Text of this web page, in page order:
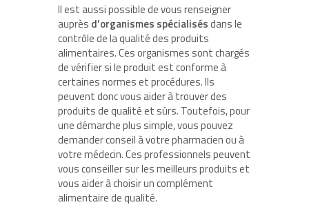
Il est aussi possible de vous renseigner
auprès d’organismes spécialisésdans le
contrôle de la qualité des produits
alimentaires. Ces organismes sont chargés
de vérifier si le produit est conforme à
certaines normes et procédures. Ils
peuvent donc vous aider à trouver des
produits de qualité et sûrs. Toutefois, pour
une démarche plus simple, vous pouvez
demander conseil à votre pharmacien ou à
votre médecin. Ces professionnels peuvent
vous conseiller sur les meilleurs produits et
vous aider à choisir un complément
alimentaire de qualité.